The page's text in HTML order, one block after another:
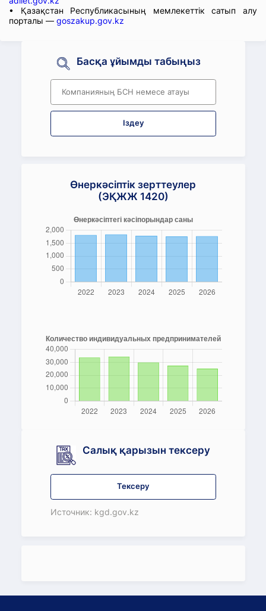
• Қазақстан Республикасының мемлекеттік сатып алу
порталы — goszakup.gov.kz
Басқа ұйымды табыңыз
Іздеу
Өнеркәсіптік зерттеулер
(ЭҚЖЖ 1420)
Салық қарызын тексеру
Тексеру
Источник: kgd.gov.kz